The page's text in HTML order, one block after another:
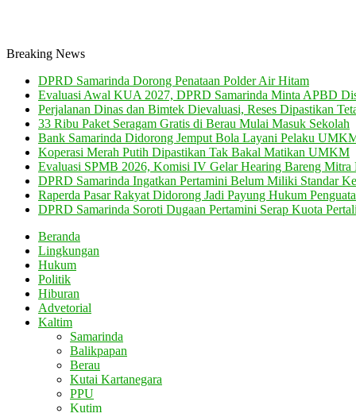
Breaking News
DPRD Samarinda Dorong Penataan Polder Air Hitam
Evaluasi Awal KUA 2027, DPRD Samarinda Minta APBD
Perjalanan Dinas dan Bimtek Dievaluasi, Reses Dipastikan
33 Ribu Paket Seragam Gratis di Berau Mulai Masuk Sekolah
Bank Samarinda Didorong Jemput Bola Layani Pelaku
Koperasi Merah Putih Dipastikan Tak Bakal Matikan UMKM
Evaluasi SPMB 2026, Komisi IV Gelar Hearing Bareng Mitra
DPRD Samarinda Ingatkan Pertamini Belum Miliki Standar
Raperda Pasar Rakyat Didorong Jadi Payung Hukum
DPRD Samarinda Soroti Dugaan Pertamini Serap Kuota
Beranda
Lingkungan
Hukum
Politik
Hiburan
Advetorial
Kaltim
Samarinda
Balikpapan
Berau
Kutai Kartanegara
PPU
Kutim